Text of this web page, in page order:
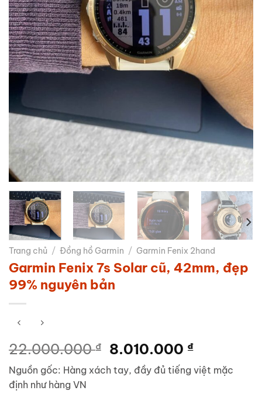
Trang chủ / Đồng hồ Garmin / Garmin Fenix 2hand
Garmin Fenix 7s Solar cũ, 42mm, đẹp
99% nguyên bản
22.000.000₫
Giá
là:
8.010.000 ₫Giá
hiện
tại
Nguồn gốc: Hàng xách tay, đầy đủ tiếng việt mặc
định như hàng VN